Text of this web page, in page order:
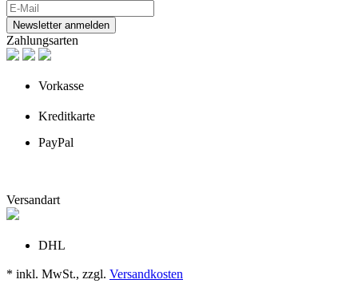
Newsletter anmelden
Zahlungsarten
Vorkasse
Kreditkarte
PayPal
Versandart
DHL
* inkl. MwSt., zzgl. Versandkosten